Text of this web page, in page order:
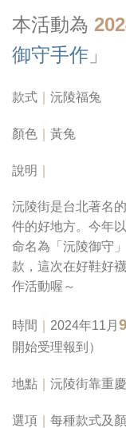
本活動為
御守手作 」
款式 沅陵福兔
顏色 黃兔
說明
沅陵街是台北著名
件的好地方。今年
命名為「沅陵御守
款，這次在好鞋好
作活動喔～
時間 2024年11月 9
開始受理報到）
地點 沅陵街靠重
選項 每種款式及